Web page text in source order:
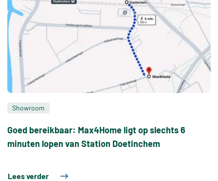
Showroom
Goed bereikbaar: Max4Home ligt op slechts 6
minuten lopen van Station Doetinchem
Lees verder